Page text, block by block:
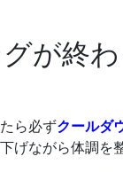
グが終
ら必ずクールダ
げながら体調を